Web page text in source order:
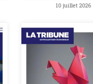
10 juillet 2026